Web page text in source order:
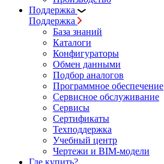
Поддержка
Поддержка
База знаний
Каталоги
Конфигураторы
Обмен данными
Подбор аналогов
Программное обеспечение
Сервисное обслуживание
Сервисы
Сертификаты
Техподдержка
Учебный центр
Чертежи и BIM-модели
Где купить?